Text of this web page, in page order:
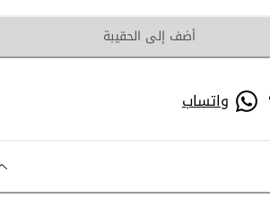
أضف إلى الحقيبة
واتساب